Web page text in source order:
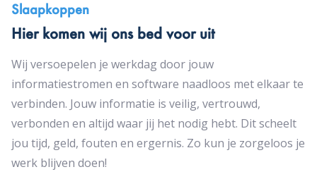
Slaapkoppen
Hier komen wij ons bed voor uit
Wij versoepelen je werkdag door jouw
informatiestromen en software naadloos met elkaar te
verbinden. Jouw informatie is veilig, vertrouwd,
verbonden en altijd waar jij het nodig hebt. Dit scheelt
jou tijd, geld, fouten en ergernis. Zo kun je zorgeloos je
werk blijven doen!